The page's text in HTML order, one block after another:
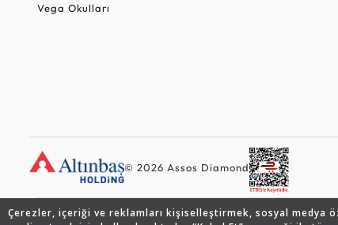
Çerezler, içeriği ve reklamları kişiselleştirmek, sosyal medya
Vega Okulları
© 2026 Assos Diamond